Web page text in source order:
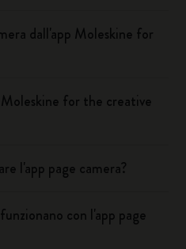
dall'app Moleskine for
for the creative
l'app page camera?
con l'app page